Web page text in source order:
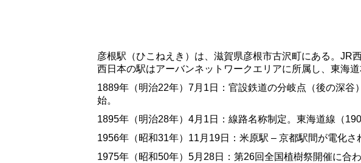
彦根駅（ひこねえき）は、滋賀県彦根市古沢町にある。JR
西日本の駅はアーバンネットワークエリアに所属し、東海
1889年（明治22年）7月1日：官設鉄道の分岐点（後の深
始。
1895年（明治28年）4月1日：線路名称制定。東海道線（
1956年（昭和31年）11月19日：米原駅 – 京都駅間が電化さ
1975年（昭和50年）5月28日：第26回全国植樹祭開催に合